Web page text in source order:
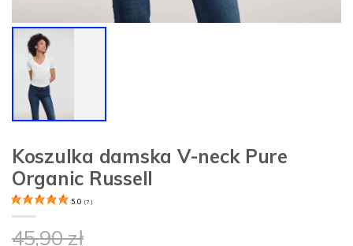
Koszulka damska V-neck Pure
Organic Russell
5.0 (7 )
45,90 zł